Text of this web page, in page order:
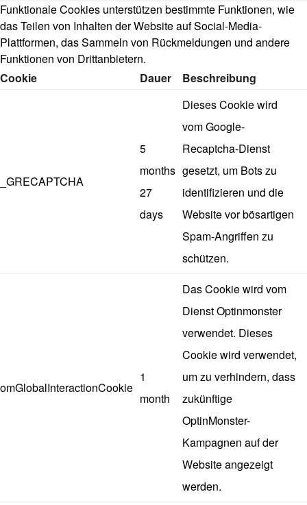
Funktionale Cookies unterstützen bestimmte Funktionen, wie
das Teilen von Inhalten der Website auf Social-Media-
Plattformen, das Sammeln von Rückmeldungen und andere
Funktionen von Drittanbietern.
Cookie
Dauer Beschreibung
_GRECAPTCHA
5
months
27
days
Dieses Cookie wird
vom Google-
Recaptcha-Dienst
gesetzt, um Bots zu
identifizieren und die
Website vor bösartigen
Spam-Angriffen zu
schützen.
omGlobalInteractionCookie
1
month
Das Cookie wird vom
Dienst Optinmonster
verwendet. Dieses
Cookie wird verwendet,
um zu verhindern, dass
zukünftige
OptinMonster-
Kampagnen auf der
Website angezeigt
werden.